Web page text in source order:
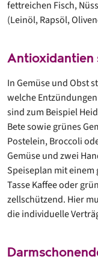
fettreichen Fisch,
(Leinöl, Rapsöl,
Antioxidantien
In Gemüse und Obst
welche
sind zum Beispiel
Bete sowie grünes
Postelein, Broccoli
Gemüse und zwei
Speiseplan mit einem
Tasse Kaffee oder
zellschützend. Hier
die individuelle